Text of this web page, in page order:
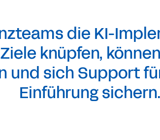
die KI-
knüpfen,
und sich Support
Einführung sichern.